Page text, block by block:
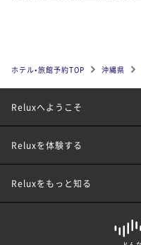
ホテル•旅館予約TOP 沖縄県
Reluxへようこそ
Reluxを体験する
Reluxをもっと知る